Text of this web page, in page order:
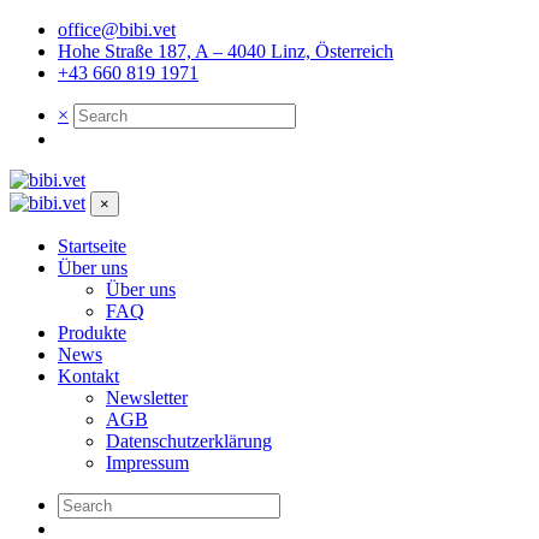
office@bibi.vet
Hohe Straße 187, A – 4040 Linz, Österreich
+43 660 819 1971
×
×
Startseite
Über uns
Über uns
FAQ
Produkte
News
Kontakt
Newsletter
AGB
Datenschutzerklärung
Impressum